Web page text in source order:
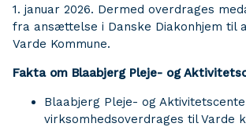
1. januar 2026. Dermed overdrages
fra ansættelse i Danske Diakonhjem til
Varde Kommune.
Fakta om Blaabjerg Pleje- og
Blaabjerg Pleje- og
virksomhedsoverdrages til Varde